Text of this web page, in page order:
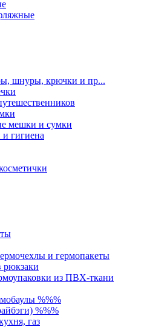
шнуры, крючки и пр...
мешки и сумки
гигиена
и гермопакеты
рюкзаки
из ПВХ-ткани
%%%
%%%
газ